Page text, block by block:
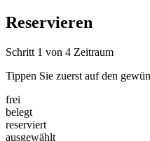
Reservieren
Schritt 1 von 4 Zeitraum
Tippen Sie zuerst auf den
frei
belegt
reserviert
ausgewählt